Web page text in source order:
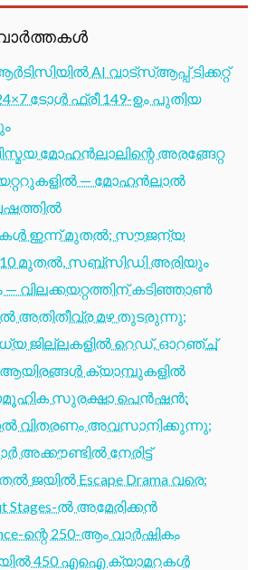
AI വാട്സ്ആപ്പ് ടിക്കറ്റ്
ടോൾ ഫ്രീ 149-ഉം പുതിയ
മോഹൻലാലിന്റെ അരങ്ങേറ്റ
— മോഹൻലാൽ
ഇന്ന് മുതൽ; സൗജന്യ
10 മുതൽ, സബ്സിഡി അരിയും
വിലക്കയറ്റത്തിന് കടിഞ്ഞാൺ
അതിതീവ്ര മഴ തുടരുന്നു;
ജില്ലകളിൽ റെഡ്, ഓറഞ്ച്
ആയിരങ്ങൾ ക്യാമ്പുകളിൽ
സുരക്ഷാ പെൻഷൻ:
വിതരണം അവസാനിക്കുന്നു;
അക്കൗണ്ടിൽ നേരിട്ട്
ജയിൽ Escape Drama വരെ:
Stages-ൽ അമേരിക്കൻ
ന്റെ 250-ആം വാർഷികം
450 എഐ ക്യാമറകൾ